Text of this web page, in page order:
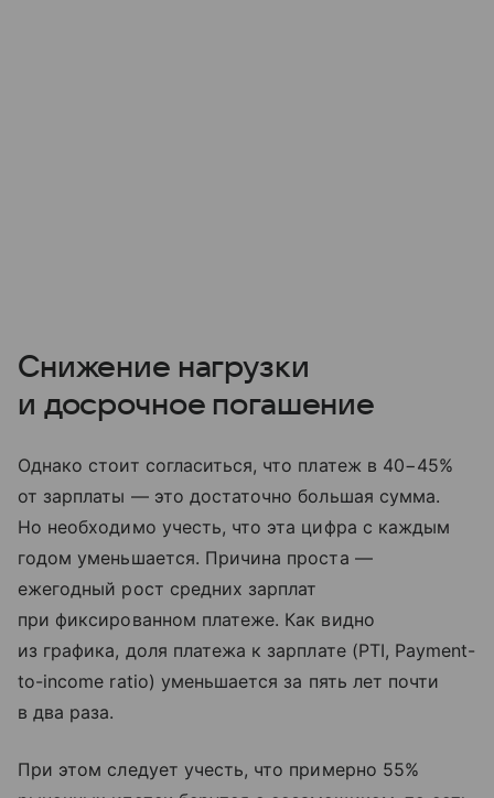
Снижение нагрузки
и досрочное погашение
Однако стоит согласиться, что платеж в 40−45%
от зарплаты — это достаточно большая сумма.
Но необходимо учесть, что эта цифра с каждым
годом уменьшается. Причина проста —
ежегодный рост средних зарплат
при фиксированном платеже. Как видно
из графика, доля платежа к зарплате (PTI, Payment-
to-income ratio) уменьшается за пять лет почти
в два раза.
При этом следует учесть, что примерно 55%